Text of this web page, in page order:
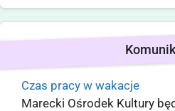
Czas pracy w wakacje
Marecki Ośrodek Kultury